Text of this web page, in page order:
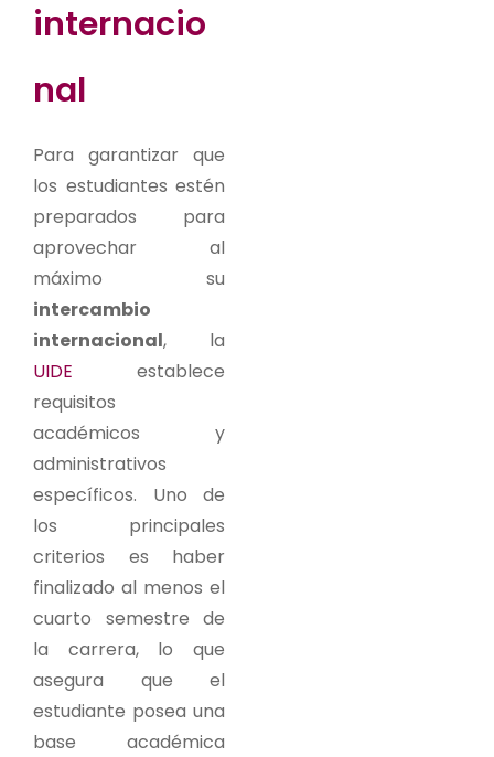
internacio
nal
Para garantizar que
los estudiantes estén
preparados para
aprovechar al
máximo su
intercambio
internacional, la
UIDE establece
requisitos
académicos y
administrativos
específicos. Uno de
los principales
criterios es haber
finalizado al menos el
cuarto semestre de
la carrera, lo que
asegura que el
estudiante posea una
base académica